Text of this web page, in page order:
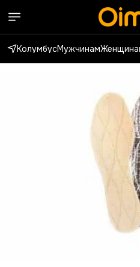
КолумбусМужчинам